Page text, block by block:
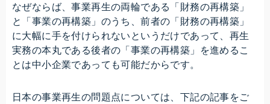
なぜならば、事業再生の両輪である「財務の再構築」
と「事業の再構築」のうち、前者の「財務の再構築」
に大幅に手を付けられないというだけであって、再生
実務の本丸である後者の「事業の再構築」を進めるこ
とは中小企業であっても可能だからです。
日本の事業再生の問題点については、下記の記事をご